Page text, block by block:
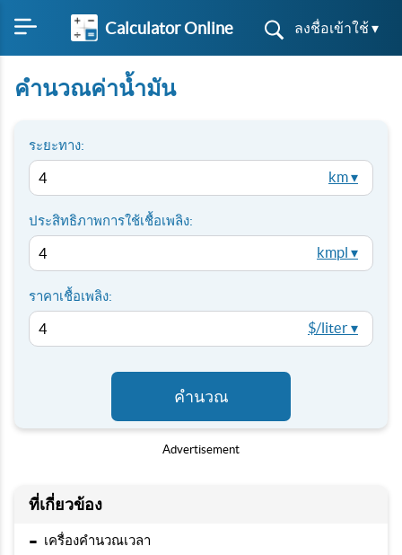
Calculator Online ลงชื่อเข้าใช้ ▾
คำนวณค่าน้ำมัน
ระยะทาง:
km ▾
ประสิทธิภาพการใช้เชื้อเพลิง:
kmpl ▾
ราคาเชื้อเพลิง:
$/liter ▾
คำนวณ
Advertisement
ที่เกี่ยวข้อง
- เครื่องคำนวณเวลา